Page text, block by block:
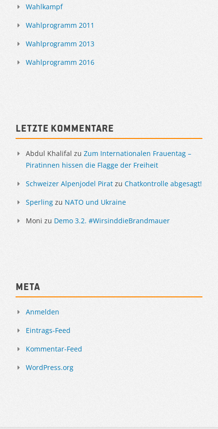
Wahlkampf
Wahlprogramm 2011
Wahlprogramm 2013
Wahlprogramm 2016
Letzte Kommentare
Abdul Khalifal zu Zum Internationalen Frauentag –
Piratinnen hissen die Flagge der Freiheit
Schweizer Alpenjodel Pirat zu Chatkontrolle abgesagt!
Sperling zu NATO und Ukraine
Moni zu Demo 3.2. #WirsinddieBrandmauer
Meta
Anmelden
Eintrags-Feed
Kommentar-Feed
WordPress.org